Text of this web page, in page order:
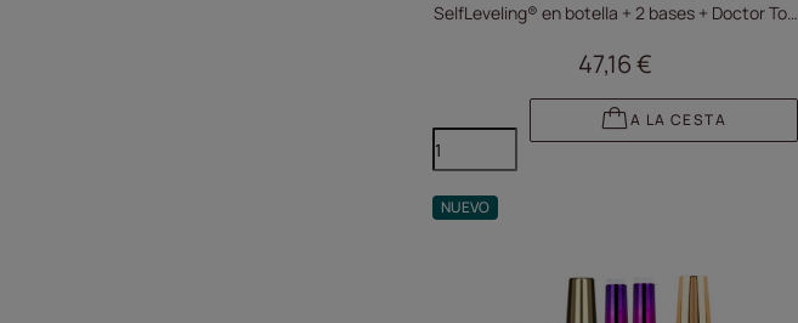
SelfLeveling® en botella + 2 bases + Doctor Top
47,16 €
A LA CESTA
NUEVO